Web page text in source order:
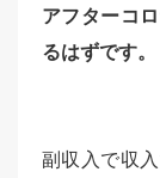
アフターコ
るはずです。
副収入で収